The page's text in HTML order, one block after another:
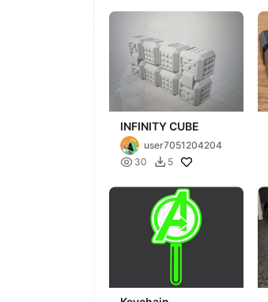
INFINITY CUBE
user7051204204
 30  5